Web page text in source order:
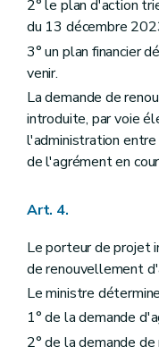
2° le plan d'action
du 13 décembre
3° un plan financier
venir.
La demande de
introduite, par voie
l'administration
de l'agrément en
Art. 4.
Le porteur de projet
de renouvellement
Le ministre
1° de la demande
2° de la demande